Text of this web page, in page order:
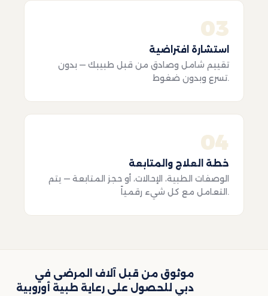
03
استشارة افتراضية
تقييم شامل وصادق من قبل طبيبك — بدون
تسرع وبدون ضغوط.
04
خطة العلاج والمتابعة
الوصفات الطبية، الإحالات، أو حجز المتابعة — يتم
التعامل مع كل شيء رقمياً.
موثوق من قبل آلاف المرضى في
دبي للحصول على رعاية طبية أوروبية